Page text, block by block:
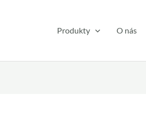
Produkty O nás